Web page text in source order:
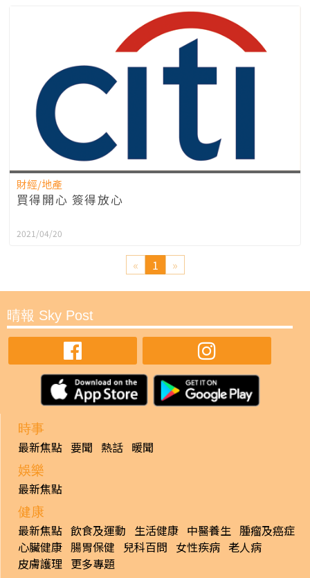
財經/地產
買得開心 簽得放心
2021/04/20
« 1 »
晴報 Sky Post
時事
最新焦點 要聞 熱話 暖聞
娛樂
最新焦點
健康
最新焦點 飲食及運動 生活健康 中醫養生 腫瘤及癌症
心臟健康 腸胃保健 兒科百問 女性疾病 老人病
皮膚護理 更多專題